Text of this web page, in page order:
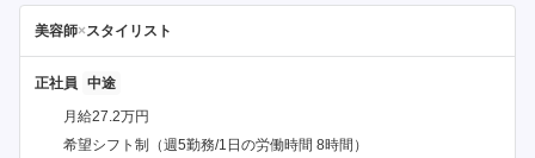
美容師×スタイリスト
正社員
月給27.2万円
希望シフト制（週5勤務/1日の労働時間 8時間）